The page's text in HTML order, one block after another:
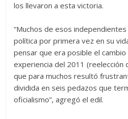
los llevaron a esta victoria.
“Muchos de esos
política por primera vez en su
pensar que era posible el
experiencia del 2011 (reelección
que para muchos resultó
dividida en seis pedazos que
oficialismo”, agregó el edil.